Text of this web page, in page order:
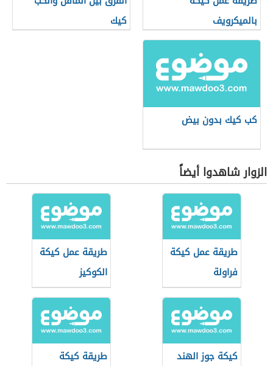
بالميكرويف
كيك
كب كيك بدون بيض
الزوار شاهدوا أيضاً
طريقة عمل كيكة
فراولة
طريقة عمل كيكة
الكوكيز
كيكة جوز الهند
طريقة كيكة